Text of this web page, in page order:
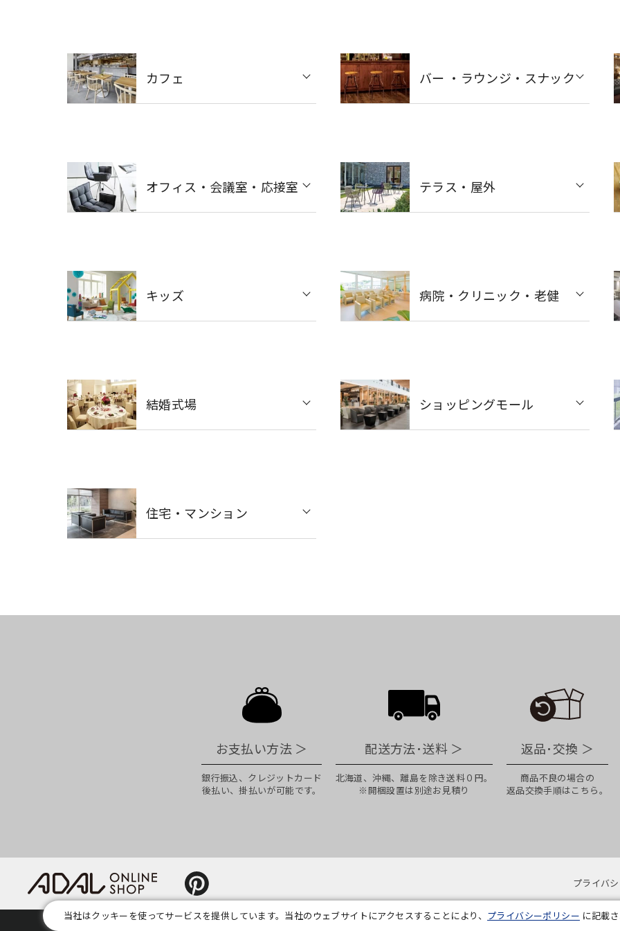
カフェ バー ・ラウンジ・スナック
オフィス・会議室・応接室 テラス・屋外
キッズ 病院・クリニック・老健
結婚式場 ショッピングモール
住宅・マンション
お支払い方法 ＞
銀行振込、クレジットカード
後払い、掛払いが可能です。
配送方法･送料 ＞
北海道、沖縄、離島を除き送料０円。
※開梱設置は別途お見積り
返品･交換 ＞
商品不良の場合の
返品交換手順はこちら。
プライバ
Copyright © ADAL CO.,LTD. All Rights Reserved.
当社はクッキーを使ってサービスを提供しています。当社のウェブサイトにアクセスすることにより、 プライバシーポリシー に記載